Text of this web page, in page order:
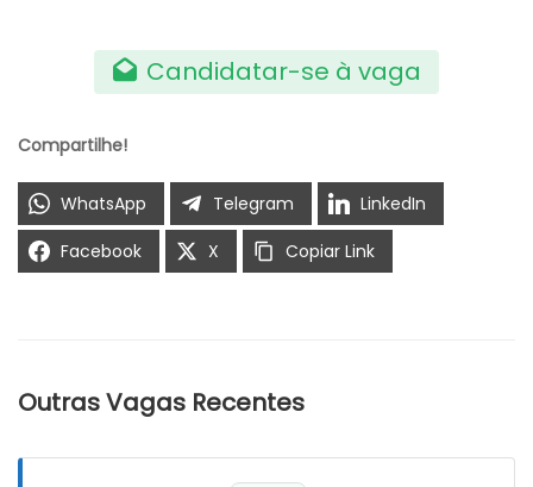
Candidatar-se à vaga
Compartilhe!
WhatsApp Telegram
LinkedIn
Facebook
X Copiar Link
Outras Vagas Recentes